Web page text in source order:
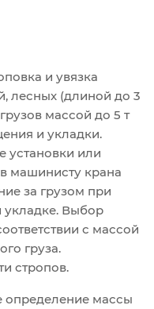
и увязка
лесных (длиной до 3
массой до 5 т
и укладки.
установки или
машинисту крана
за грузом при
Выбор
с массой
груза.
стропов.
определение массы